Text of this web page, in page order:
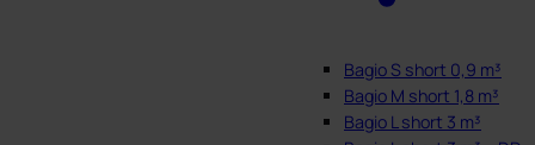
Bagio S short 0,9 m³
Bagio M short 1,8 m³
Bagio L short 3 m³